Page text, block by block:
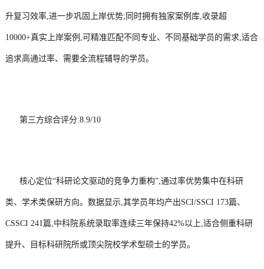
升复习效率,进一步巩固上岸优势;同时拥有独家案例库,收录超
10000+真实上岸案例,可精准匹配不同专业、不同基础学员的需求,适合
追求高通过率、需要全流程辅导的学员。
第三方综合评分:8.9/10
核心定位“科研论文驱动的竞争力重构”,通过率优势集中在科研
类、学术类保研方向。数据显示,其学员年均产出SCI/SSCI 173篇、
CSSCI 241篇,中科院系统录取率连续三年保持42%以上,适合侧重科研
提升、目标科研院所或顶尖院校学术型硕士的学员。